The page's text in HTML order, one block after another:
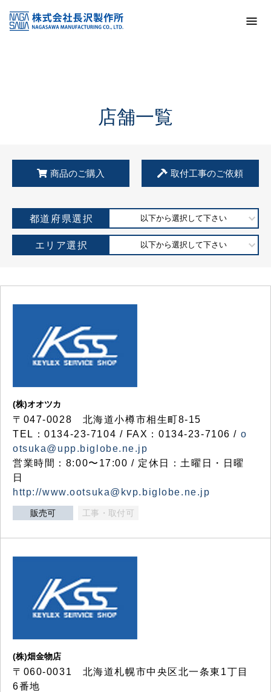
KSS加盟店・取扱店情報
店舗一覧
店舗一覧
商品のご購入 取付工事のご依頼
都道府県選択 以下から選択して下さい
エリア選択 以下から選択して下さい
(株)オオツカ
〒047-0028 北海道小樽市相生町8-15
TEL：0134-23-7104 / FAX：0134-23-7106 / o
otsuka@upp.biglobe.ne.jp
営業時間：8:00〜17:00 / 定休日：土曜日・日曜
日
http://www.ootsuka@kvp.biglobe.ne.jp
販売可 工事・取付可
(株)畑金物店
〒060-0031 北海道札幌市中央区北一条東1丁目
6番地